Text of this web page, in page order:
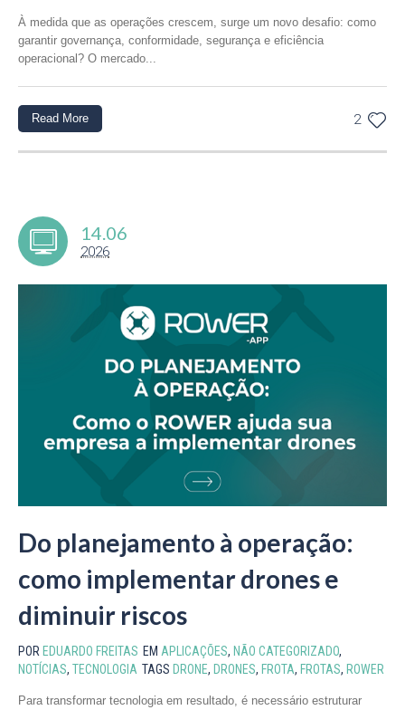
À medida que as operações crescem, surge um novo desafio: como
garantir governança, conformidade, segurança e eficiência
operacional? O mercado...
2
Read More
14.06
2026
Do planejamento à operação:
como implementar drones e
diminuir riscos
POR EDUARDO FREITAS EM APLICAÇÕES, NÃO CATEGORIZADO,
NOTÍCIAS, TECNOLOGIA TAGS DRONE, DRONES, FROTA, FROTAS, ROWER
Para transformar tecnologia em resultado, é necessário estruturar